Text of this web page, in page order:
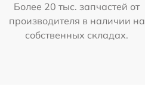
Более 20 тыс. запчастей от
производителя в наличии на
собственных складах.